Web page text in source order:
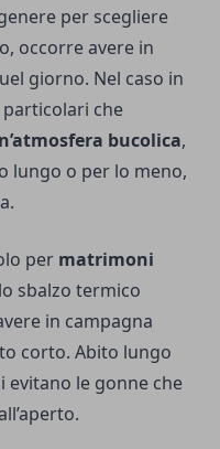
per scegliere
occorre avere in
giorno. Nel caso in
che
bucolica,
lungo o per lo meno,
per matrimoni
sbalzo termico
in campagna
corto. Abito lungo
evitano le gonne che